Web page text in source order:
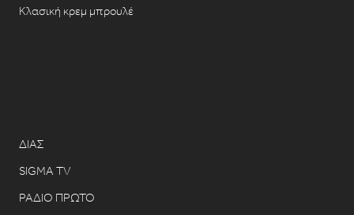
Κλασική κρεμ μπρουλέ
ΔΙΑΣ
SIGMA TV
ΡΑΔΙΟ ΠΡΩΤΟ